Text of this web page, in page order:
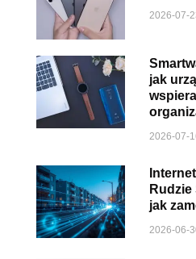
2026-07-
jak
2026-07-
Rudzie
jak
2026-06-